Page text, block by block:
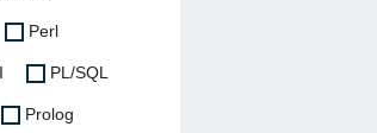
Perl
PL/SQL
Prolog